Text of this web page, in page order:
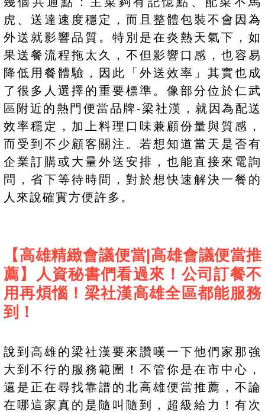
虎、送達速度穩定，而且整體包裝不會因為
外送就影響品質。特別是在炎熱天氣下，如
果送餐流程拖太久，不但影響口感，也容易
降低用餐體驗，因此「外送效率」其實也成
了很多人選擇的重要標準。像部分位於仁武
區附近的熱門便當品牌-梁社漢，就因為配送
效率穩定，加上料理口味兼顧份量與質感，
而受到不少顧客關注。若想知道當天是否有
企業訂購或大量外送安排，也能直接來電詢
問，省下等待時間，對於想快速解決一餐的
人來說確實方便許多。
【高雄精緻會議便當|高雄會議便當推
薦】人資秘書們看過來！公司訂餐不
用再煩惱！梁社漢高雄全區都能服務
到！
說到高雄的梁社漢要來讚嘆一下他們家那強
大到不行的服務範圍！不管你是在市中心，
還是正在尋找靠譜的北高雄便當推薦，不論
在哪這家真的是隨叫隨到，超級給力！有次